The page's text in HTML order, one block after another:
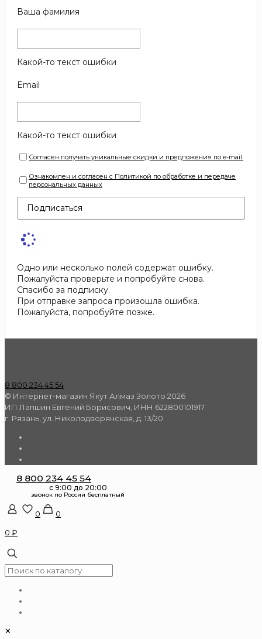
Ваша фамилия
Какой-то текст ошибки
Email
Какой-то текст ошибки
Согласен получать уникальные скидки и предложения по e-mail.
Ознакомлен и согласен с Политикой по обработке и передаче
персональных данных
Подписаться
Одно или несколько полей содержат ошибку.
Пожалуйста проверьте и попробуйте снова.
Спасибо за подписку.
При отправке запроса произошла ошибка.
Пожалуйста, попробуйте позже.
8 800 234 45 54
© Интернет-магазин Якут Алмаз Золото 2026
ИП Лапшин Евгений Борисович, ИНН 622800101917
г. Рязань, ул. Николодворянская, д. 13/20
8 800 234 45 54
0
0
0 ₽
✕